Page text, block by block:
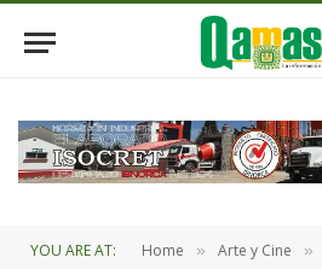
YOU ARE AT: Home » Arte y Cine »